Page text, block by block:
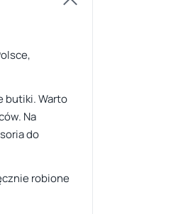
butiki. Warto
Na
do
robione